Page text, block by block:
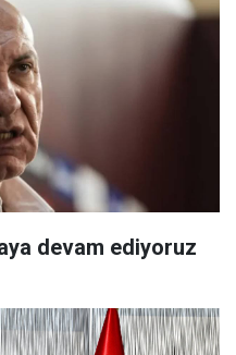
devam ediyoruz